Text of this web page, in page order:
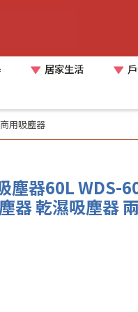
居家生活
用吸塵器
塵器60L WDS-
器 乾濕吸塵器